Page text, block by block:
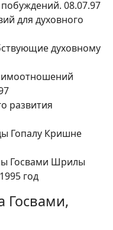
08.07.97
для духовного
духовному
развития
Гопалу Кришне
Госвами Шрилы
год
Госвами,